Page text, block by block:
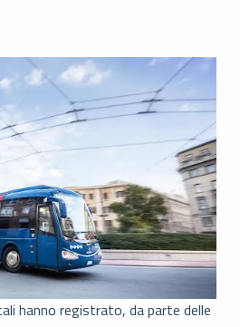
hanno registrato, da parte delle